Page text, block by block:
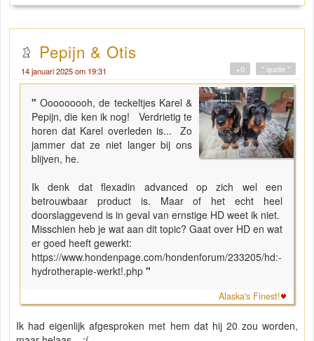
Pepijn & Otis
14 januari 2025 om 19:31 " quote "
+0
"Ooooooooh, de teckeltjes Karel &
Pepijn, die ken ik nog! Verdrietig te
horen dat Karel overleden is... Zo
jammer dat ze niet langer bij ons
blijven, he.
Ik denk dat flexadin advanced op zich wel een
betrouwbaar product is. Maar of het echt heel
doorslaggevend is in geval van ernstige HD weet ik niet.
Misschien heb je wat aan dit topic? Gaat over HD en wat
er goed heeft gewerkt:
https://www.hondenpage.com/hondenforum/233205/hd:-
hydrotherapie-werkt!.php "
Alaska's Finest!
Ik had eigenlijk afgesproken met hem dat hij 20 zou worden,